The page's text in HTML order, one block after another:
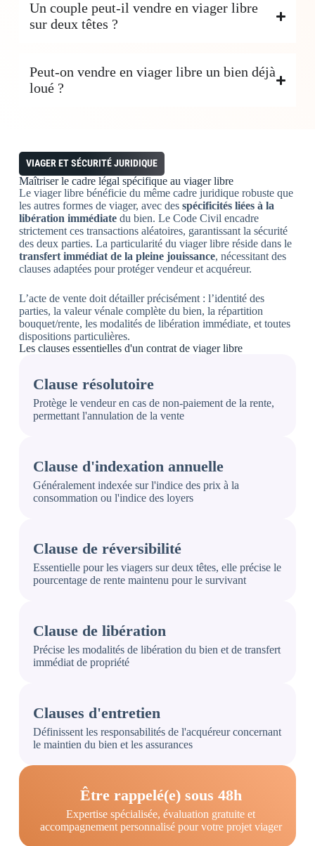
Un couple peut-il vendre en viager libre
sur deux têtes ?
Peut-on vendre en viager libre un bien déjà
loué ?
VIAGER ET SÉCURITÉ JURIDIQUE
Maîtriser le cadre légal spécifiqueau viager libre
Le viager libre bénéficie du même cadre juridique robuste que
les autres formes de viager, avec des spécificités liées à la
libération immédiatedu bien. Le Code Civil encadre
strictement ces transactions aléatoires, garantissant la sécurité
des deux parties. La particularité du viager libre réside dans le
transfert immédiat de la pleine jouissance, nécessitant des
clauses adaptées pour protéger vendeur et acquéreur.
L’acte de vente doit détailler précisément : l’identité des
parties, la valeur vénale complète du bien, la répartition
bouquet/rente, les modalités de libération immédiate, et toutes
dispositions particulières.
Les clauses essentielles d'un contrat de viager libre
Clause résolutoire
Protège le vendeur en cas de non-paiement de la rente,
permettant l'annulation de la vente
Clause d'indexation annuelle
Généralement indexée sur l'indice des prix à la
consommation ou l'indice des loyers
Clause de réversibilité
Essentielle pour les viagers sur deux têtes, elle précise le
pourcentage de rente maintenu pour le survivant
Clause de libération
Précise les modalités de libération du bien et de transfert
immédiat de propriété
Clauses d'entretien
Définissent les responsabilités de l'acquéreur concernant
le maintien du bien et les assurances
Être rappelé(e) sous 48h
Expertise spécialisée, évaluation gratuite et
accompagnement personnalisé pour votre projet viager